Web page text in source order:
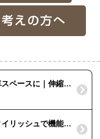
奈良市：畑を駐車スペースに｜伸縮門扉
大和郡山市：スタイリッシュで機能的な外構｜遊具のある庭